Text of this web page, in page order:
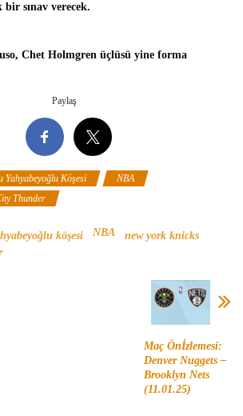
bir sınav verecek.
Chet Holmgren üçlüsü yine forma
Paylaş
Yahyabeyoğlu Köşesi NBA
Thunder
köşesi NBA
new york knicks
Maç Önİzlemesi:
Denver Nuggets –
Brooklyn Nets
(11.01.25)